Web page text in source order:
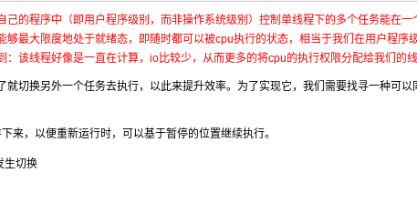
的程序中（即用户程序级别，而非操作系统级别）控制单线程下的多个任务能在一
最大限度地处于就绪态，即随时都可以被cpu执行的状态，相当于我们在用户程序
该线程好像是一直在计算，io比较少，从而更多的将cpu的执行权限分配给我们的
切换另外一个任务去执行，以此来提升效率。为了实现它，我们需要找寻一种可以
来，以便重新运行时，可以基于暂停的位置继续执行。
生切换